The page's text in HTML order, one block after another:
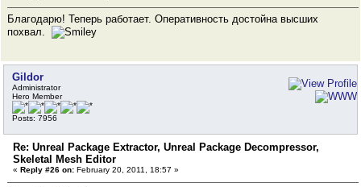
Благодарю! Теперь работает. Оперативность достойна высших
похвал.
Gildor
Administrator
Hero Member
Posts: 7956
Re: Unreal Package Extractor, Unreal Package Decompressor,
Skeletal Mesh Editor
« Reply #26 on: February 20, 2011, 18:57 »